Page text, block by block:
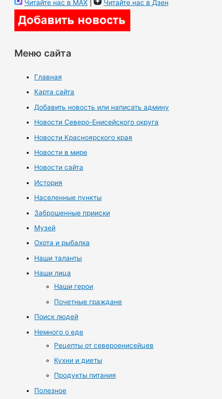
Читайте нас в MAX | Читайте нас в Дзен
Меню сайта
Главная
Карта сайта
Добавить новость или написать админу
Новости Северо-Енисейского округа
Новости Красноярского края
Новости в мире
Новости сайта
История
Населенные пункты
Заброшенные прииски
Музей
Охота и рыбалка
Наши таланты
Наши лица
Наши герои
Почетные граждане
Поиск людей
Немного о еде
Рецепты от североенисейцев
Кухни и диеты
Продукты питания
Полезное